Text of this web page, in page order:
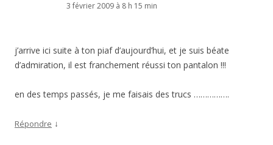
3 février 2009 à 8 h 15 min
j’arrive ici suite à ton piaf d’aujourd’hui, et je suis béate
d’admiration, il est franchement réussi ton pantalon !!!
en des temps passés, je me faisais des trucs …………….
Répondre ↓